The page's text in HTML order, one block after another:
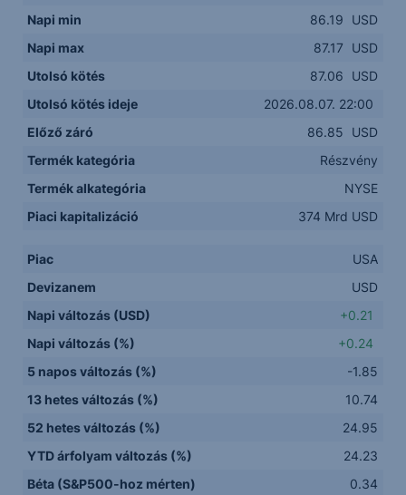
Napi min
86.19
USD
Napi max
87.17
USD
Utolsó kötés
87.06
USD
Utolsó kötés ideje
2026.08.07. 22:00
Előző záró
86.85
USD
Termék kategória
Részvény
Termék alkategória
NYSE
Piaci kapitalizáció
374 Mrd USD
Piac
USA
Devizanem
USD
Napi változás (USD)
+0.21
Napi változás (%)
+0.24
5 napos változás (%)
-1.85
13 hetes változás (%)
10.74
52 hetes változás (%)
24.95
YTD árfolyam változás (%)
24.23
Béta (S&P500-hoz mérten)
0.34